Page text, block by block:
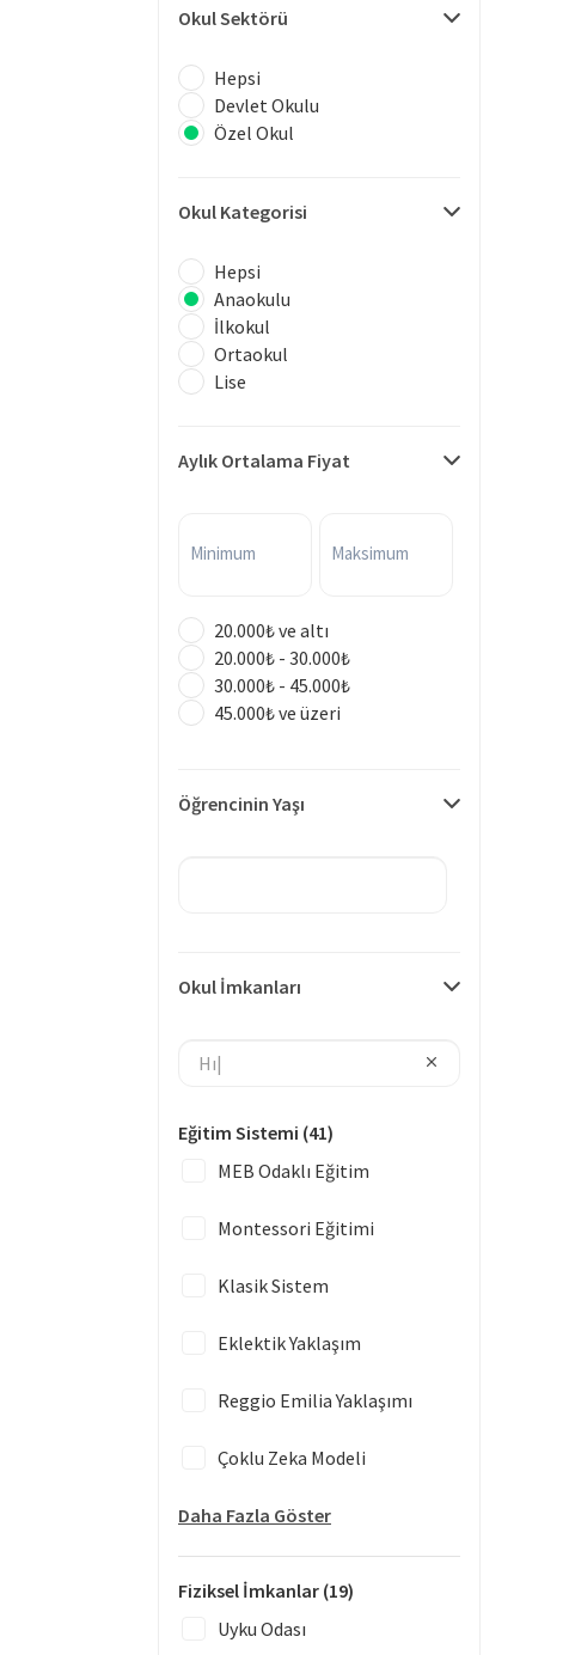
Okul Sektörü
Hepsi
Devlet Okulu
Özel Okul
Okul Kategorisi
Hepsi
Anaokulu
İlkokul
Ortaokul
Lise
Aylık Ortalama Fiyat
Minimum Maksimum
20.000₺ ve altı
20.000₺ - 30.000₺
30.000₺ - 45.000₺
45.000₺ ve üzeri
Öğrencinin Yaşı
Okul İmkanları
Eğitim Sistemi (41)
MEB Odaklı Eğitim
Montessori Eğitimi
Klasik Sistem
Eklektik Yaklaşım
Reggio Emilia Yaklaşımı
Çoklu Zeka Modeli
Daha Fazla Göster
Fiziksel İmkanlar (19)
Uyku Odası